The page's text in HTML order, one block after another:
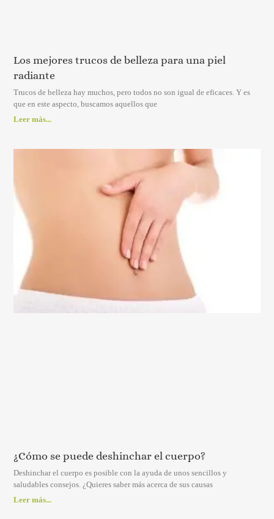
Los mejores trucos de belleza para una piel
radiante
Trucos de belleza hay muchos, pero todos no son igual de eficaces. Y es
que en este aspecto, buscamos aquellos que
Leer más...
¿Cómo se puede deshinchar el cuerpo?
Deshinchar el cuerpo es posible con la ayuda de unos sencillos y
saludables consejos. ¿Quieres saber más acerca de sus causas
Leer más...